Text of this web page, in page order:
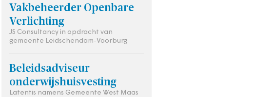
Vakbeheerder Openbare
Verlichting
JS Consultancy in opdracht van
gemeente Leidschendam-Voorburg
Beleidsadviseur
onderwijshuisvesting
Latentis namens Gemeente West Maas